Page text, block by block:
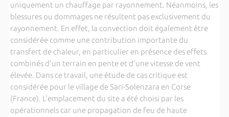
uniquement un chauffage par rayonnement. Néanmoins, les
blessures ou dommages ne résultent pas exclusivement du
rayonnement. En effet, la convection doit également être
considérée comme une contribution importante du
transfert de chaleur, en particulier en présence des effets
combinés d'un terrain en pente et d'une vitesse de vent
élevée. Dans ce travail, une étude de cas critique est
considérée pour le village de Sari-Solenzara en Corse
(France). L'emplacement du site a été choisi par les
opérationnels car une propagation de feu de haute